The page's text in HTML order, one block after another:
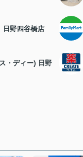
日野四谷橋店
・ディー) 日野